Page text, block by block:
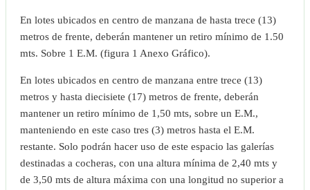
En lotes ubicados en centro de manzana de hasta trece (13)
metros de frente, deberán mantener un retiro mínimo de 1.50
mts. Sobre 1 E.M. (figura 1 Anexo Gráfico).
En lotes ubicados en centro de manzana entre trece (13)
metros y hasta diecisiete (17) metros de frente, deberán
mantener un retiro mínimo de 1,50 mts, sobre un E.M.,
manteniendo en este caso tres (3) metros hasta el E.M.
restante. Solo podrán hacer uso de este espacio las galerías
destinadas a cocheras, con una altura mínima de 2,40 mts y
de 3,50 mts de altura máxima con una longitud no superior a